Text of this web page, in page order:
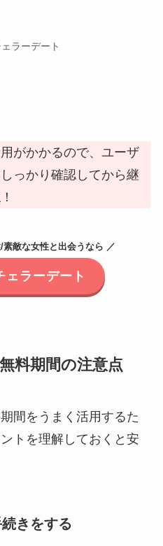
ラーデート
がかかるので、ユーザ
っかり確認してから継
敵な女性と出会うなら ／
ェラーデート
料期間の注意点
間をうまく活用するた
トを理解しておくと安
きをする